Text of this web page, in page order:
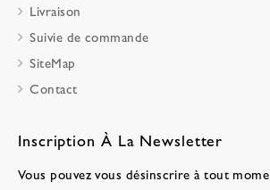
Livraison
Suivie de commande
SiteMap
Contact
Inscription À La Newsletter
Vous pouvez vous désinscrire à tout